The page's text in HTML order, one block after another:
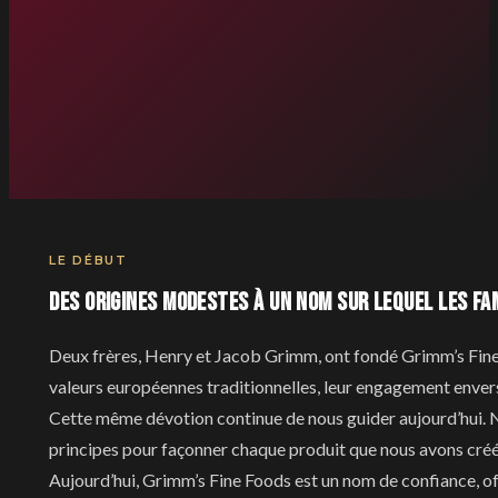
LE DÉBUT
Des origines modestes à un nom sur lequel les
Deux frères, Henry et Jacob Grimm, ont fondé Grimm’s
valeurs européennes traditionnelles, leur engagement
Cette même dévotion continue de nous guider
principes pour façonner chaque produit que nous avons
Aujourd’hui, Grimm’s Fine Foods est un nom de